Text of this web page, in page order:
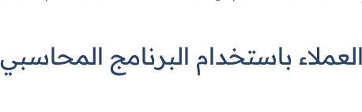
باستخدام البرنامج المحاسبي